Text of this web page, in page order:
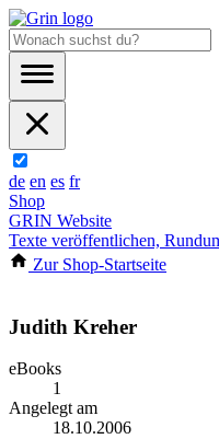
de en es fr
Shop
GRIN Website
Texte veröffentlichen,
Zur Shop-Startseite
Judith Kreher
eBooks
1
Angelegt am
18.10.2006